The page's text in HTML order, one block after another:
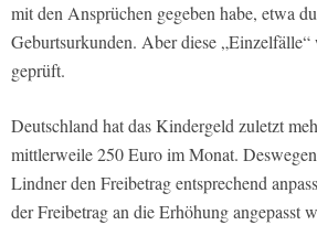
mit den Ansprüchen gegeben habe, etwa
Geburtsurkunden. Aber diese
geprüft.
Deutschland hat das Kindergeld zuletzt
mittlerweile 250 Euro im Monat.
Lindner den Freibetrag entsprechend
der Freibetrag an die Erhöhung angepasst